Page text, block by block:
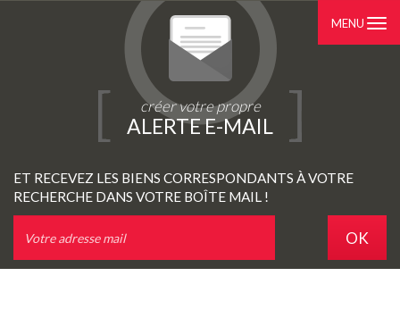
MENU
créer votre propre
ALERTE E-MAIL
ET RECEVEZ LES BIENS CORRESPONDANTS À VOTRE
RECHERCHE DANS VOTRE BOÎTE MAIL !
OK